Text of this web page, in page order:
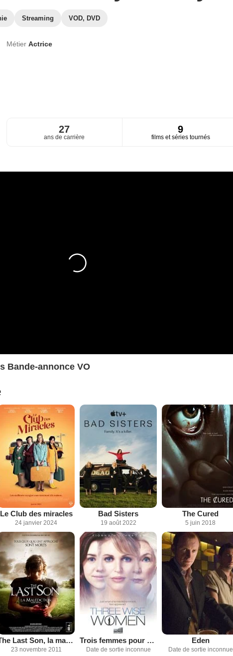
Streaming VOD, DVD
Métier Actrice
27
ans de carrière
9
films et séries tournés
Bande-annonce VO
Le Club des miracles
24 janvier 2024
Bad Sisters
19 août 2022
The Cured
5 juin 2018
The Last Son, la malédiction
23 novembre 2011
Trois femmes pour un destin
Date de sortie inconnue
Eden
Date de sortie inconnue